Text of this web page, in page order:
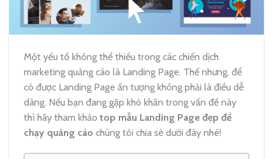
Một yếu tố không thể thiếu trong các chiến dịch
marketing quảng cáo là Landing Page. Thế nhưng, để
có được Landing Page ấn tượng không phải là điều dễ
dàng. Nếu bạn đang gặp khó khăn trong vấn đề này
thì hãy tham khảo top mẫu Landing Page đẹp để
chạy quảng cáo chúng tôi chia sẻ dưới đây nhé!